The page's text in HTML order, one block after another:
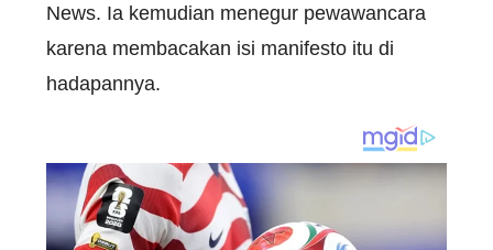
News. Ia kemudian menegur pewawancara
karena membacakan isi manifesto itu di
hadapannya.